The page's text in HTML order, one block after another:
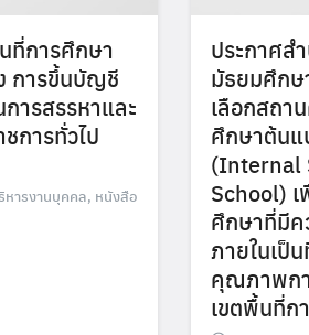
ที่การศึกษา
การขึ้นบัญชี
ารสรรหาและ
การทั่วไป
หารงานบุคคล, หนังสือ
ประกาศส
มัธยมศึกษ
เลือกสถา
ศึกษาต้นแ
(Internal
School) เ
ศึกษาที่มีค
ภายในเป็
คุณภาพก
เขตพื้นที่ก